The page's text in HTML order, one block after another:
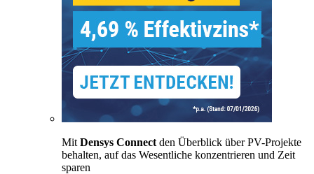
Mit Densys Connect den Überblick über PV-Projekte
behalten, auf das Wesentliche konzentrieren und Zeit
sparen